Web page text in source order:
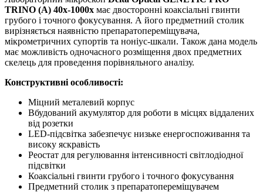
TRINO (А) 40x-1000x має двосторонні коаксіальні гвинти
грубого і точного фокусування. А його предметний столик
вирізняється наявністю препаратопереміщувача,
мікрометричних супортів та ноніус-шкали. Також дана модель
має можливість одночасного розміщення двох предметних
скелець для проведення порівняльного аналізу.
Конструктивні особливості:
Міцний металевий корпус
Вбудований акумулятор для роботи в місцях віддалених
від розетки
LED-підсвітка забезпечує низьке енергоспоживання та
високу яскравість
Реостат для регулювання інтенсивності світлодіодної
підсвітки
Коаксіальні гвинти грубого і точного фокусування
Предметний столик з препаратопереміщувачем